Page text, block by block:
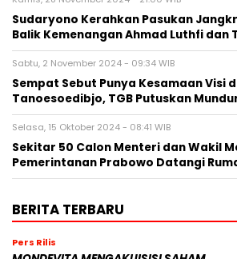
Sudaryono Kerahkan Pasukan
Balik Kemenangan Ahmad Luthfi dan
Sabtu, 2 November 2024 - 09:34 WIB
Sempat Sebut Punya Kesamaan Visi
Tanoesoedibjo, TGB Putuskan
Selasa, 15 Oktober 2024 - 08:41 WIB
Sekitar 50 Calon Menteri dan Wakil
Pemerintanan Prabowo Datangi
BERITA TERBARU
Pers Rilis